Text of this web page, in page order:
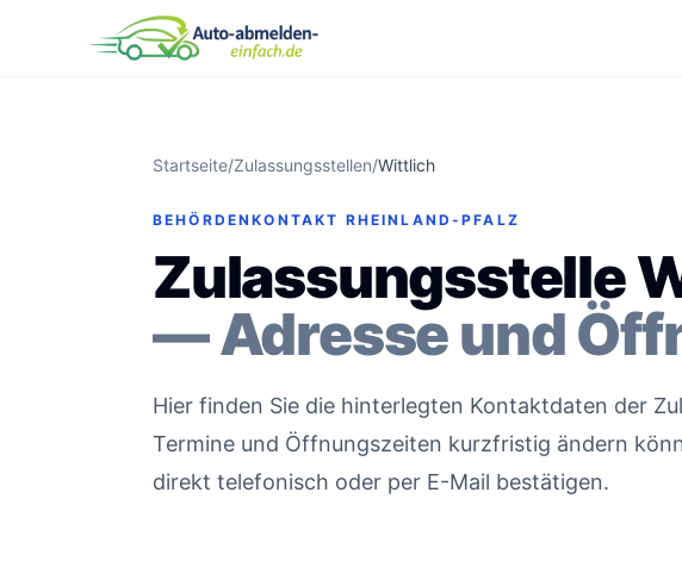
Startseite/Zulassungsstellen/Wittlich
BEHÖRDENKONTAKT RHEINLAND-PFALZ
Zulassungsstelle
— Adresse und
Hier finden Sie die hinterlegten Kontaktdaten der
Termine und Öffnungszeiten kurzfristig ändern
direkt telefonisch oder per E-Mail bestätigen.